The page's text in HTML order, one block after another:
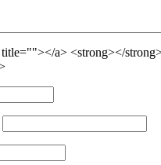
a> <strong></